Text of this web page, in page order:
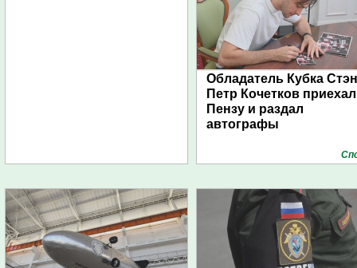
Обладатель Кубка
Петр Кочетков
Пензу и раздал
автографы